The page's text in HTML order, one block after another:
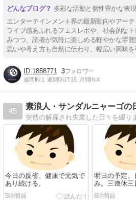
多彩な活動と個性豊かな表
エンターテインメント界の最新動向やアーテ
ライブ感あふれるフェスレポや、社会的な
みつつ、読者が気軽に楽しめる軽やかな雰
思いや考え方も自然に伝わり、幅広い興味を
1858771 3
週間IN:1 週間OUT:15 月間IN:4
45
素浪人・サンダルニャーゴの
今日の反省、健康で元気で
あり続ける。
5時間前
明日の予定。
み。三連休三
6時間前